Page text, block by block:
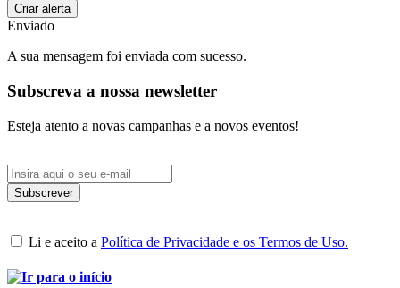
Enviado
A sua mensagem foi enviada com sucesso.
Subscreva a nossa newsletter
Esteja atento a novas campanhas e a novos eventos!
Li e aceito a Política de Privacidade e os Termos de Uso.